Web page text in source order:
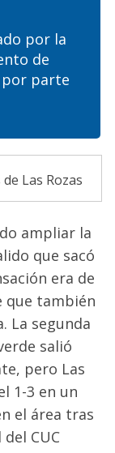
por la
de
por parte
Las Rozas
ampliar la
que sacó
era de
que también
La segunda
salió
pero Las
1-3 en un
el área tras
CUC